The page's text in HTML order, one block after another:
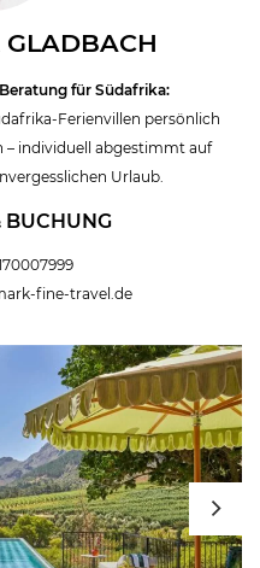
Nationalparks und verlieren Sie
für unsereLuxus Villen in Kenia
für Südafrika:
Ferienvillen persönlich
– individuell abgestimmt auf
Urlaub.
BUCHUNG
fine-travel.de